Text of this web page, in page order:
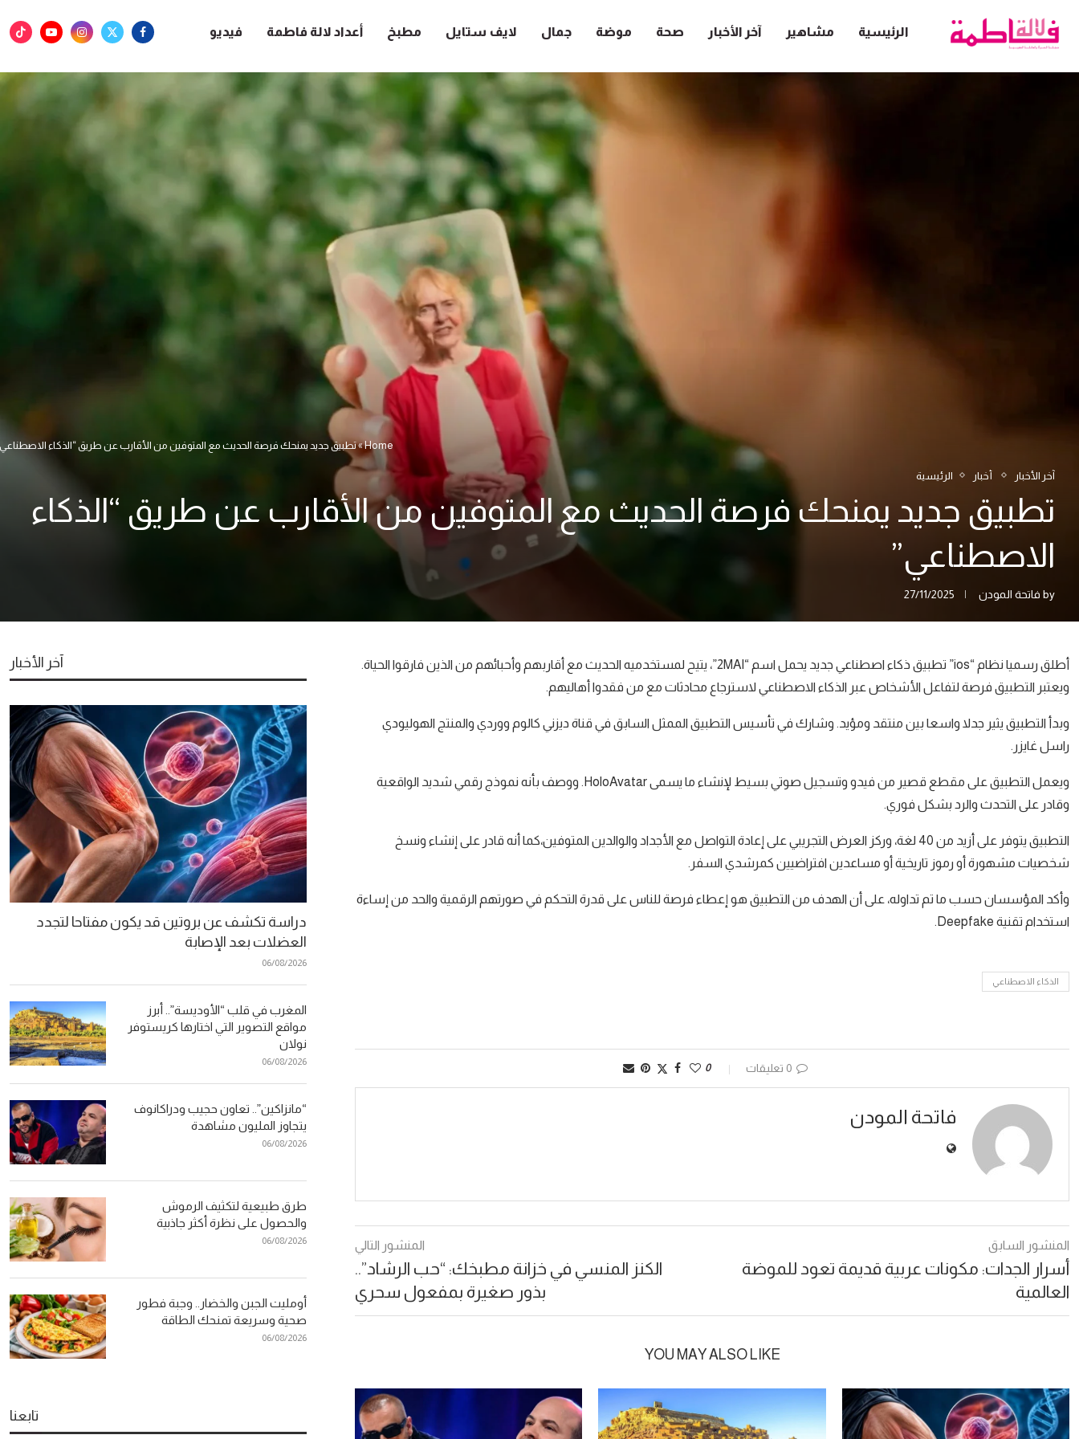
الرئيسية مشاهير آخر الأخبار صحة موضة جمال لايف ستايل مطبخ أعداد لالة فاطمة فيديو
Home
»تطبيق جديد يمنحك فرصة الحديث مع المتوفين من الأقارب عن طريق “الذكاء
آخر الأخبار أخبار الرئيسية
تطبيق جديد يمنحك فرصة الحديث مع المتوفين من الأقارب عن طريق “الذكاء
الاصطناعي”
by فاتحة المودن 27/11/2025
أطلق رسميا نظام “ios” تطبيق ذكاء اصطناعي جديد يحمل اسم “2MAI”، يتيح لمستخدميه الحديث مع أقاربهم وأحبائهم من الذين فارقوا الحياة.
ويعتبر التطبيق فرصة لتفاعل الأشخاص عبر الذكاء الاصطناعي لاسترجاع محادثات مع من فقدوا أهاليهم.
وبدأ التطبيق يثير جدلا واسعا بين منتقد ومؤيد. وشارك في تأسيس التطبيق الممثل السابق في قناة ديزني كالوم ووردي والمنتج الهوليودي
راسل غايزر.
ويعمل التطبيق على مقطع قصير من فيدو وتسجيل صوتي بسيط لإنشاء ما يسمى HoloAvatar. ووصف بأنه نموذج رقمي شديد الواقعية
وقادر على التحدث والرد بشكل فوري.
التطبيق يتوفر على أزيد من 40 لغة، وركز العرض التجريبي على إعادة التواصل مع الأجداد والوالدين المتوفين،كما أنه قادر على إنشاء ونسخ
شخصيات مشهورة أو رموز تاريخية أو مساعدين افتراضيين كمرشدي السفر.
وأكد المؤسسان حسب ما تم تداوله، على أن الهدف من التطبيق هو إعطاء فرصة للناس على قدرة التحكم في صورتهم الرقمية والحد من إساءة
استخدام تقنية Deepfake.
الذكاء الاصطناعي
0 تعليقات 0
فاتحة المودن
المنشور السابق
أسرار الجدات: مكونات عربية قديمة تعود للموضة
العالمية
المنشور التالي
الكنز المنسي في خزانة مطبخك: “حب الرشاد”..
بذور صغيرة بمفعول سحري
YOU MAY ALSO LIKE
آخر الأخبار
دراسة تكشف عن بروتين قد يكون مفتاحا لتجدد
العضلات بعد الإصابة
06/08/2026
المغرب في قلب “الأوديسة”.. أبرز
مواقع التصوير التي اختارها كريستوفر
نولان
06/08/2026
“مانزاكين”.. تعاون حجيب ودراكانوف
يتجاوز المليون مشاهدة
06/08/2026
طرق طبيعية لتكثيف الرموش
والحصول على نظرة أكثر جاذبية
06/08/2026
أومليت الجبن والخضار.. وجبة فطور
صحية وسريعة تمنحك الطاقة
06/08/2026
تابعنا